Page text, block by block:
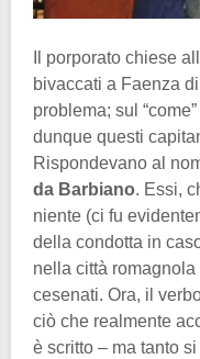
Il porporato chiese
bivaccati a Faenza
problema; sul
dunque questi
Rispondevano al
da Barbiano. Essi,
niente (ci fu
della condotta in
nella città romagnola
cesenati. Ora, il
ciò che realmente
è scritto – ma tanto